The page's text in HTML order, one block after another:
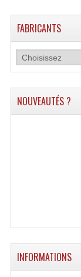
FABRICANTS
NOUVEAUTÉS ?
INFORMATIONS